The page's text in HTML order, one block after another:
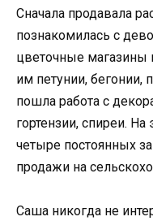
Сначала продавала
познакомилась с
цветочные магазины
им петунии, бегонии,
пошла работа с
гортензии, спиреи.
четыре постоянных
продажи на
Саша никогда не